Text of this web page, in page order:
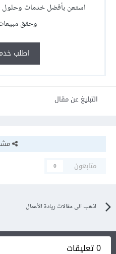
استعن بأفضل خدمات
وحقق
اطلب
التبليغ عن مقال
متابعون
0
اذهب الى مقالات ريادة الأعمال
0 تعليقات